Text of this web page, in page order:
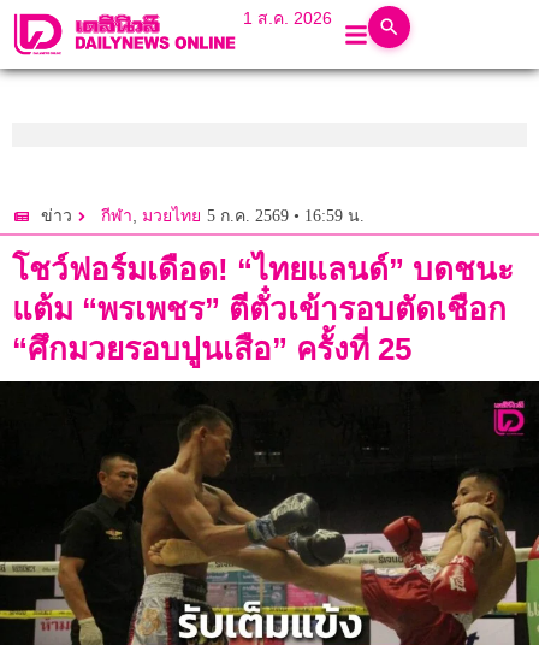
1 ส.ค. 2026
ข่าว กีฬา, มวยไทย 5 ก.ค. 2569 • 16:59 น.
โชว์ฟอร์มเดือด! “ไทยแลนด์” บดชนะ
แต้ม “พรเพชร” ตีตั๋วเข้ารอบตัดเชือก
“ศึกมวยรอบปูนเสือ” ครั้งที่ 25